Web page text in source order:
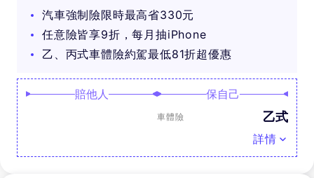
汽車強制險限時最高省330元
任意險皆享9折，每月抽iPhone
乙、丙式車體險約駕最低81折超優惠
賠他人 保自己
車體險 乙式
詳情